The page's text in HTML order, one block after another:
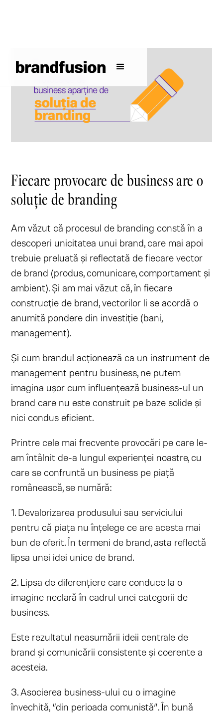
Fiecare provocare de business are o
soluție de branding
Am văzut că procesul de branding constă în a
descoperi unicitatea unui brand, care mai apoi
trebuie preluată și reflectată de fiecare vector
de brand (produs, comunicare, comportament și
ambient). Și am mai văzut că, în fiecare
construcție de brand, vectorilor li se acordă o
anumită pondere din investiție (bani,
management).
Și cum brandul acționează ca un instrument de
management pentru business, ne putem
imagina ușor cum influențează business-ul un
brand care nu este construit pe baze solide și
nici condus eficient.
Printre cele mai frecvente provocări pe care le-
am întâlnit de-a lungul experienței noastre, cu
care se confruntă un business pe piață
românească, se numără:
1. Devalorizarea produsului sau serviciului
pentru că piața nu înțelege ce are acesta mai
bun de oferit. În termeni de brand, asta reflectă
lipsa unei idei unice de brand.
2. Lipsa de diferențiere care conduce la o
imagine neclară în cadrul unei categorii de
business.
Este rezultatul neasumării ideii centrale de
brand și comunicării consistente și coerente a
acesteia.
3. Asocierea business-ului cu o imagine
învechită, “din perioada comunistă”. În bună